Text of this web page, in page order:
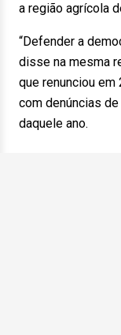
a região agrícola
“Defender a
disse na mesma
que renunciou
com denúncias
daquele ano.